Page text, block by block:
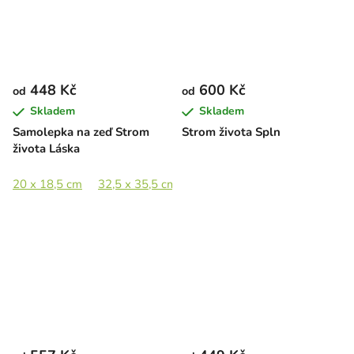
Samolepka na zeď Strom
života Láska
od 448 Kč
Skladem
20 x 18,5 cm 32,5 x 35,5 cm
Strom života Spln
od 600 Kč
Skladem